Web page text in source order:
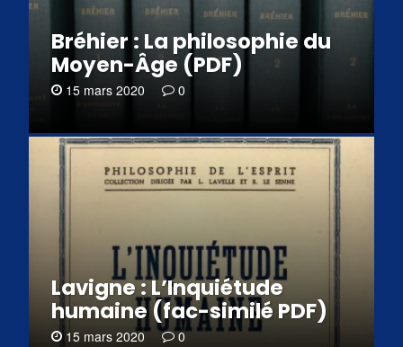
Bréhier : La philosophie du
Moyen-Âge (PDF)
15 mars 2020 0
Lavigne : L’Inquiétude
humaine (fac-similé PDF)
15 mars 2020 0